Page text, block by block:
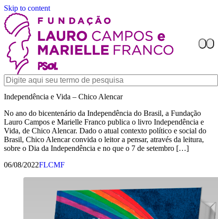
Skip to content
Independência e Vida – Chico Alencar
No ano do bicentenário da Independência do Brasil, a Fundação
Lauro Campos e Marielle Franco publica o livro Independência e
Vida, de Chico Alencar. Dado o atual contexto político e social do
Brasil, Chico Alencar convida o leitor a pensar, através da leitura,
sobre o Dia da Independência e no que o 7 de setembro […]
06/08/2022FLCMF